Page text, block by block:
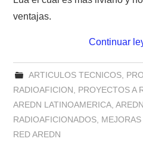
ventajas.
Continuar
ARTICULOS TECNICOS,
RADIOAFICION, PROYECTOS A
AREDN LATINOAMERICA,
RADIOAFICIONADOS,
RED AREDN